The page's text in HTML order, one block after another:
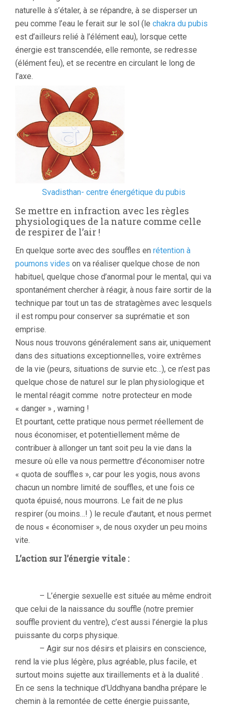
naturelle à s’étaler, à se répandre, à se disperser un
peu comme l’eau le ferait sur le sol (le chakra du pubis
est d’ailleurs relié à l’élément eau), lorsque cette
énergie est transcendée, elle remonte, se redresse
(élément feu), et se recentre en circulant le long de
l’axe.
Svadisthan- centre énergétique du pubis
Se mettre en infraction avec les règles
physiologiques de la nature comme celle
de respirer de l’air !
En quelque sorte avec des souffles en rétention à
poumons vides on va réaliser quelque chose de non
habituel, quelque chose d’anormal pour le mental, qui va
spontanément chercher à réagir, à nous faire sortir de la
technique par tout un tas de stratagèmes avec lesquels
il est rompu pour conserver sa suprématie et son
emprise.
Nous nous trouvons généralement sans air, uniquement
dans des situations exceptionnelles, voire extrêmes
de la vie (peurs, situations de survie etc…), ce n’est pas
quelque chose de naturel sur le plan physiologique et
le mental réagit comme notre protecteur en mode
« danger » , warning !
Et pourtant, cette pratique nous permet réellement de
nous économiser, et potentiellement même de
contribuer à allonger un tant soit peu la vie dans la
mesure où elle va nous permettre d’économiser notre
« quota de souffles », car pour les yogis, nous avons
chacun un nombre limité de souffles, et une fois ce
quota épuisé, nous mourrons. Le fait de ne plus
respirer (ou moins…! ) le recule d’autant, et nous permet
de nous « économiser », de nous oxyder un peu moins
vite.
L’action sur l’énergie vitale :
– L’énergie sexuelle est située au même endroit
que celui de la naissance du souffle (notre premier
souffle provient du ventre), c’est aussi l’énergie la plus
puissante du corps physique.
– Agir sur nos désirs et plaisirs en conscience,
rend la vie plus légère, plus agréable, plus facile, et
surtout moins sujette aux tiraillements et à la dualité .
En ce sens la technique d’Uddhyana bandha prépare le
chemin à la remontée de cette énergie puissante,